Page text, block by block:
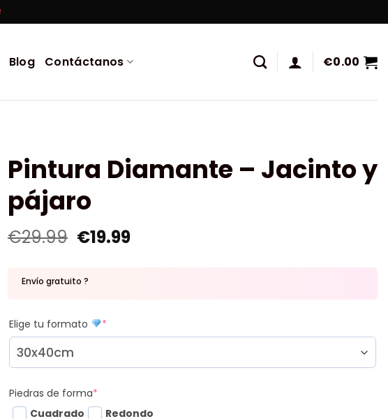
Blog Contáctanos €0.00
Pintura Diamante – Jacinto y
pájaro
€29.99 €19.99
Envío gratuito ?
Elige tu formato *
Piedras de forma*
Cuadrado
Redondo